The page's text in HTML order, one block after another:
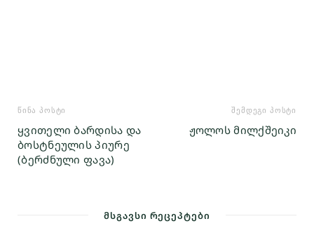
ᲬᲘᲜᲐ ᲞᲝᲡᲢᲘ
ყვითელი ბარდისა და
ბოსტნეულის პიურე
(ბერძნული ფავა)
ᲨᲔᲛᲓᲔᲒᲘ ᲞᲝᲡᲢᲘ
ჟოლოს მილქშეიკი
ᲛᲡᲒᲐᲕᲡᲘ ᲠᲔᲪᲔᲞᲢᲔᲑᲘ